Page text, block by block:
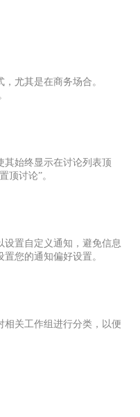
尤其是在商务场合。
其始终显示在讨论列表顶
顶讨论”。
设置自定义通知，避免信息
您的通知偏好设置。
相关工作组进行分类，以便